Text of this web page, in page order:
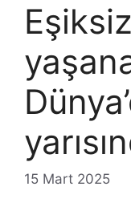
15 Mart 2025